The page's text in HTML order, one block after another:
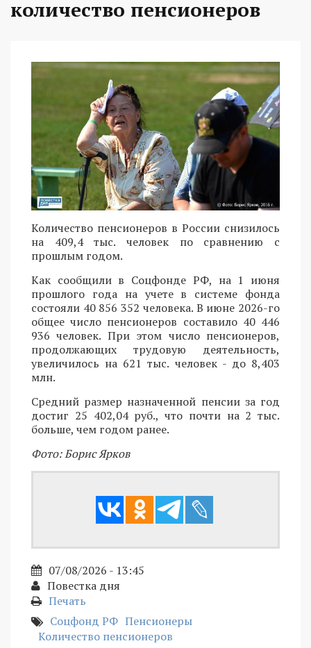
количество пенсионеров
Количество пенсионеров в России снизилось
на 409,4 тыс. человек по сравнению с
прошлым годом.
Как сообщили в Соцфонде РФ, на 1 июня
прошлого года на учете в системе фонда
состояли 40 856 352 человека. В июне 2026-го
общее число пенсионеров составило 40 446
936 человек. При этом число пенсионеров,
продолжающих трудовую деятельность,
увеличилось на 621 тыс. человек - до 8,403
млн.
Средний размер назначенной пенсии за год
достиг 25 402,04 руб., что почти на 2 тыс.
больше, чем годом ранее.
Фото: Борис Ярков
07/08/2026 - 13:45
Повестка дня
Печать
Соцфонд РФ Пенсионеры
Количество пенсионеров